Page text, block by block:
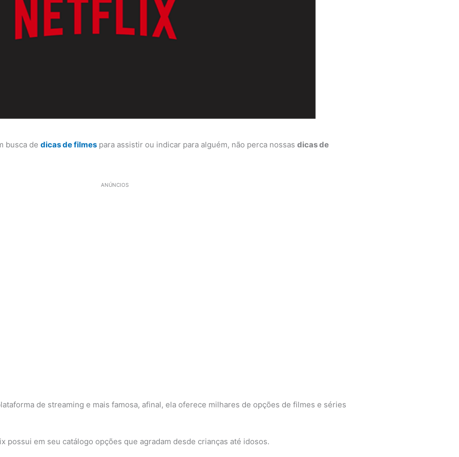
busca de dicas de filmes para assistir ou indicar para alguém, não perca nossas dicas de
ANÚNCIOS
de streaming e mais famosa, afinal, ela oferece milhares de opções de filmes e séries
possui em seu catálogo opções que agradam desde crianças até idosos.